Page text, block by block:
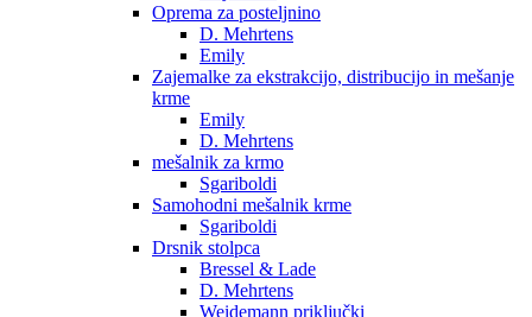
Oprema za posteljnino
D. Mehrtens
Emily
Zajemalke za ekstrakcijo, distribucijo in mešanje
krme
Emily
D. Mehrtens
mešalnik za krmo
Sgariboldi
Samohodni mešalnik krme
Sgariboldi
Drsnik stolpca
Bressel & Lade
D. Mehrtens
Weidemann priključki